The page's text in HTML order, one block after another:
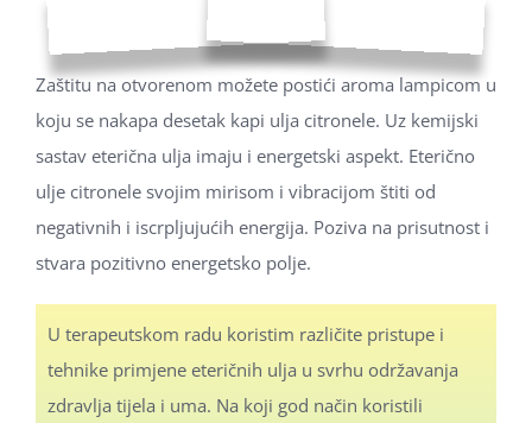
Zaštitu na otvorenom možete postići aroma lampicom u
koju se nakapa desetak kapi ulja citronele. Uz kemijski
sastav eterična ulja imaju i energetski aspekt. Eterično
ulje citronele svojim mirisom i vibracijom štiti od
negativnih i iscrpljujućih energija. Poziva na prisutnost i
stvara pozitivno energetsko polje.
U terapeutskom radu koristim različite pristupe i
tehnike primjene eteričnih ulja u svrhu održavanja
zdravlja tijela i uma. Na koji god način koristili